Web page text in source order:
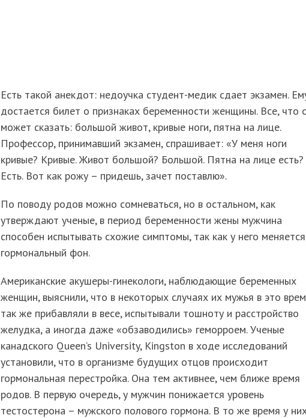
Есть такой анекдот: недоучка студент-медик сдает экзамен.
достается билет о признаках беременности женщины. Все, что
может сказать: большой живот, кривые ноги, пятна на лице.
Профессор, принимавший экзамен, спрашивает: «У меня ноги
кривые? Кривые. Живот большой? Большой. Пятна на лице есть?
Есть. Вот как рожу – придешь, зачет поставлю».
По поводу родов можно сомневаться, но в остальном, как
утверждают ученые, в период беременности жены мужчина
способен испытывать схожие симптомы, так как у него меняется
гормональный фон.
Американские акушеры-гинекологи, наблюдающие беременных
женщин, выяснили, что в некоторых случаях их мужья в это
так же прибавляли в весе, испытывали тошноту и расстройство
желудка, а иногда даже «обзаводились» геморроем. Ученые
канадского Queen’s University, Kingston в ходе исследований
установили, что в организме будущих отцов происходит
гормональная перестройка. Она тем активнее, чем ближе время
родов. В первую очередь, у мужчин понижается уровень
тестостерона – мужского полового гормона. В то же время у